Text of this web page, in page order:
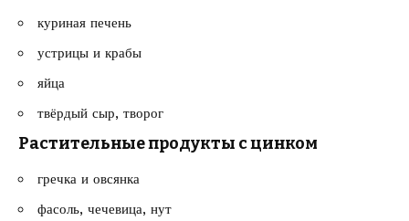
куриная печень
устрицы и крабы
яйца
твёрдый сыр, творог
Растительные продукты с цинком
гречка и овсянка
фасоль, чечевица, нут